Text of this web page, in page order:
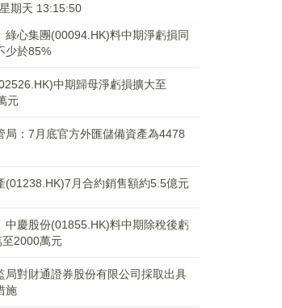
期天 13:15:50
綠心集團(00094.HK)料中期淨虧損同
少於85%
中期歸母淨虧損擴大至
元
局：7月底官方外匯儲備資產為4478
(01238.HK)7月合約銷售額約5.5億元
中慶股份(01855.HK)料中期除稅後虧
2000萬元
局對財通證券股份有限公司採取出具
施